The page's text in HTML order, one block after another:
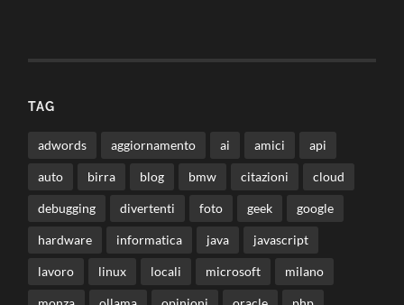
TAG
adwords aggiornamento ai amici api
auto birra blog bmw citazioni cloud
debugging divertenti foto geek google
hardware informatica java javascript
lavoro linux locali microsoft milano